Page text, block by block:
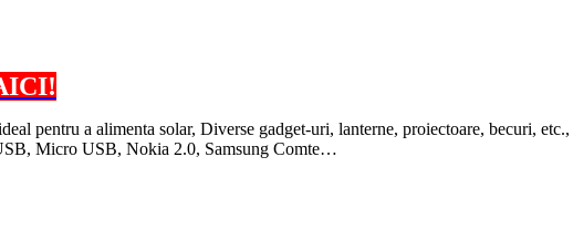
pentru a alimenta solar, Diverse gadget-uri, lanterne, proiectoare, becuri,
Micro USB, Nokia 2.0, Samsung Comte…